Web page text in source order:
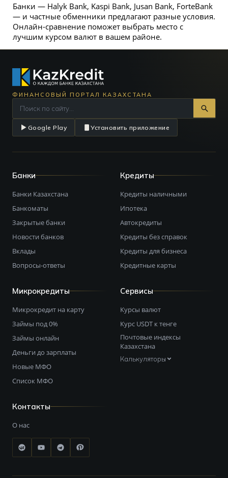
Банки — Halyk Bank, Kaspi Bank, Jusan Bank, ForteBank
— и частные обменники предлагают разные условия.
Онлайн-сравнение поможет выбрать место с
лучшим курсом валют в вашем районе.
ФИНАНСОВЫЙ ПОРТАЛ КАЗАХСТАНА
Google Play Установить приложение
Банки
Банки Казахстана
Банкоматы
Закрытые банки
Новости банков
Вклады
Вопросы-ответы
Кредиты
Кредиты наличными
Ипотека
Автокредиты
Кредиты без справок
Кредиты для бизнеса
Кредитные карты
Микрокредиты
Микрокредит на карту
Займы под 0%
Займы онлайн
Деньги до зарплаты
Новые МФО
Список МФО
Сервисы
Курсы валют
Курс USDT к тенге
Почтовые индексы
Казахстана
Калькуляторы
Контакты
О нас